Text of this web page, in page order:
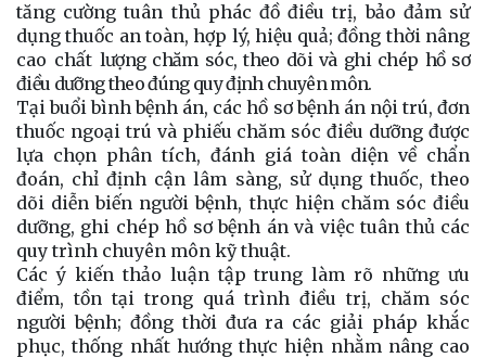
tăng cường tuân thủ phác đồ điều trị, bảo đảm sử
dụng thuốc an toàn, hợp lý, hiệu quả; đồng thời nâng
cao chất lượng chăm sóc, theo dõi và ghi chép hồ sơ
điều dưỡng theo đúng quy định chuyên môn.
Tại buổi bình bệnh án, các hồ sơ bệnh án nội trú, đơn
thuốc ngoại trú và phiếu chăm sóc điều dưỡng được
lựa chọn phân tích, đánh giá toàn diện về chẩn
đoán, chỉ định cận lâm sàng, sử dụng thuốc, theo
dõi diễn biến người bệnh, thực hiện chăm sóc điều
dưỡng, ghi chép hồ sơ bệnh án và việc tuân thủ các
quy trình chuyên môn kỹ thuật.
Các ý kiến thảo luận tập trung làm rõ những ưu
điểm, tồn tại trong quá trình điều trị, chăm sóc
người bệnh; đồng thời đưa ra các giải pháp khắc
phục, thống nhất hướng thực hiện nhằm nâng cao